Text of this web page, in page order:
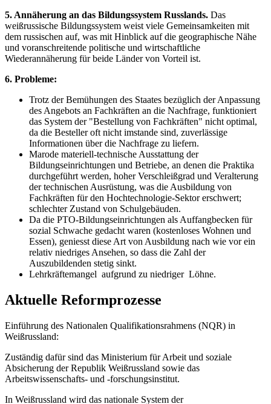
5. Annäherung an das Bildungssystem Russlands. Das
weißrussische Bildungssystem weist viele Gemeinsamkeiten mit
dem russischen auf, was mit Hinblick auf die geographische Nähe
und voranschreitende politische und wirtschaftliche
Wiederannäherung für beide Länder von Vorteil ist.
6. Probleme:
Trotz der Bemühungen des Staates bezüglich der Anpassung
des Angebots an Fachkräften an die Nachfrage, funktioniert
das System der "Bestellung von Fachkräften" nicht optimal,
da die Besteller oft nicht imstande sind, zuverlässige
Informationen über die Nachfrage zu liefern.
Marode materiell-technische Ausstattung der
Bildungseinrichtungen und Betriebe, an denen die Praktika
durchgeführt werden, hoher Verschleißgrad und Veralterung
der technischen Ausrüstung, was die Ausbildung von
Fachkräften für den Hochtechnologie-Sektor erschwert;
schlechter Zustand von Schulgebäuden.
Da die PTO-Bildungseinrichtungen als Auffangbecken für
sozial Schwache gedacht waren (kostenloses Wohnen und
Essen), geniesst diese Art von Ausbildung nach wie vor ein
relativ niedriges Ansehen, so dass die Zahl der
Auszubildenden stetig sinkt.
Lehrkräftemangel aufgrund zu niedriger Löhne.
Aktuelle Reformprozesse
Einführung des Nationalen Qualifikationsrahmens (NQR) in
Weißrussland:
Zuständig dafür sind das Ministerium für Arbeit und soziale
Absicherung der Republik Weißrussland sowie das
Arbeitswissenschafts- und -forschungsinstitut.
In Weißrussland wird das nationale System der